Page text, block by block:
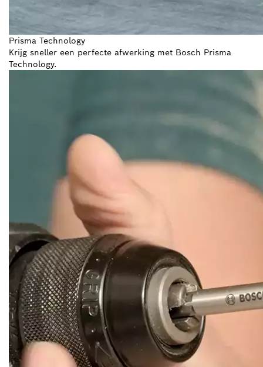
Prisma Technology
Krijg sneller een perfecte afwerking met Bosch Prisma
Technology.